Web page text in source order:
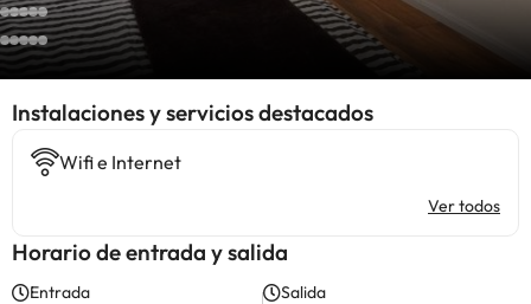
Instalaciones y servicios destacados
Wifi e Internet
Ver todos
Horario de entrada y salida
Entrada Salida